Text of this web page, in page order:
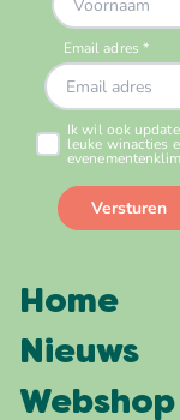
Home
Nieuws
Webshop